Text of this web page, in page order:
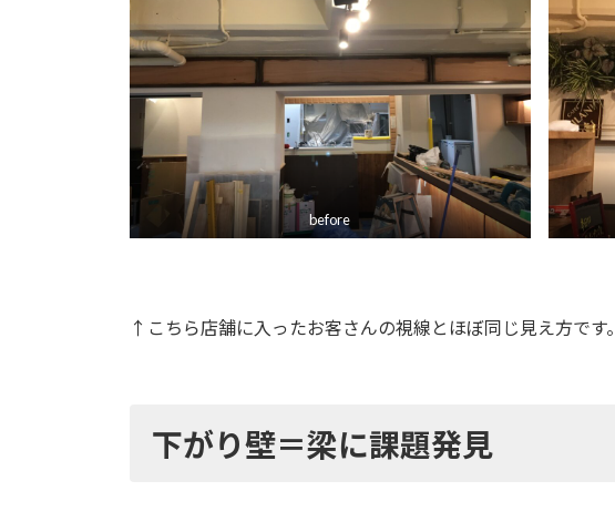
before
↑こちら店舗に入ったお客さんの視線とほぼ同じ見え方です。
下がり壁＝梁に課題発見